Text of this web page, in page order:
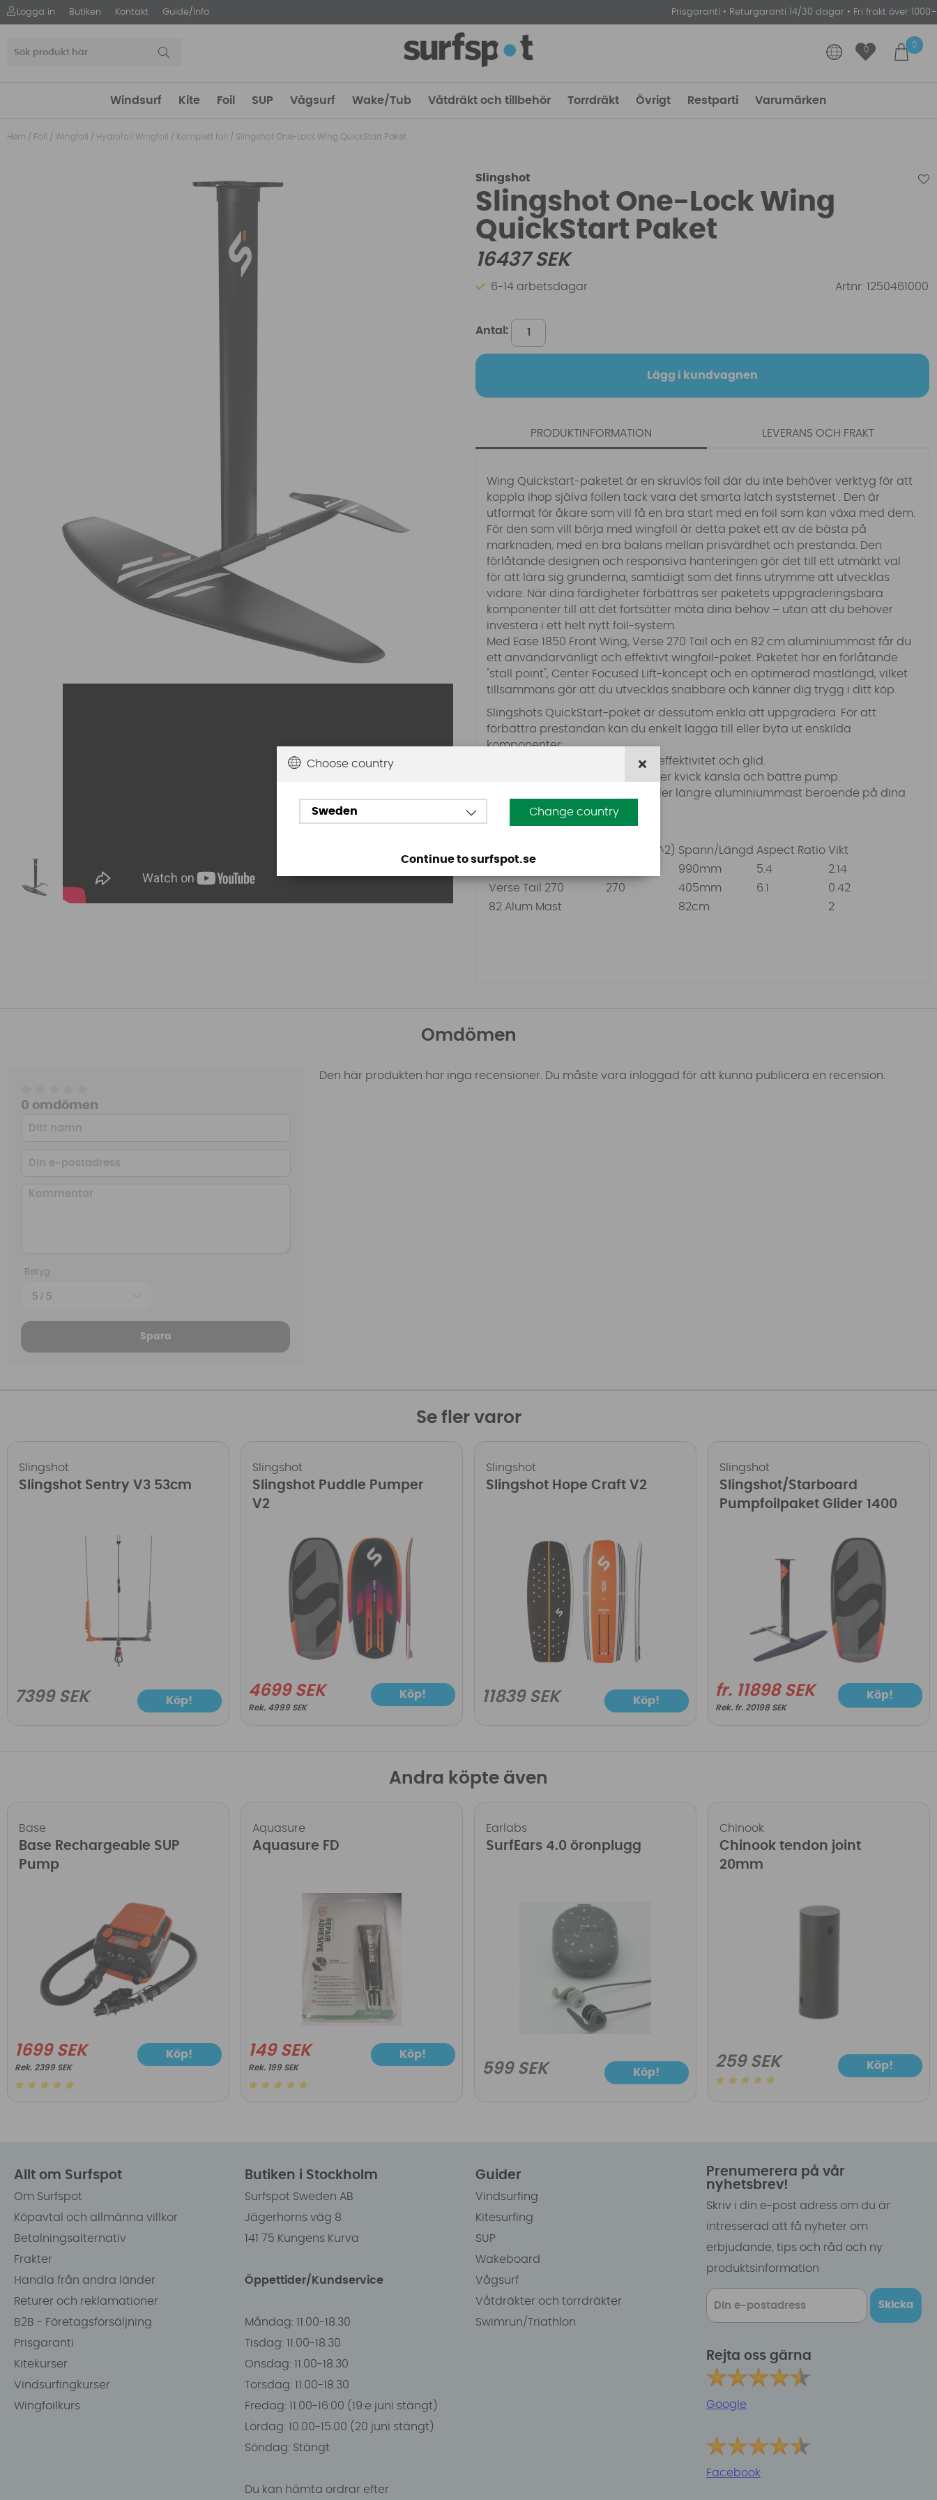
Logga in Butiken Kontakt Guide/Info Prisgaranti • Returgaranti 14/30 dagar • Fri frakt över 1000:-
0
0
Windsurf Kite Foil SUP Vågsurf Wake/Tub Våtdräkt och tillbehör Torrdräkt Övrigt Restparti Varumärken
Hem / Foil / Wingfoil / Hydrofoil Wingfoil / Komplett foil / Slingshot One-Lock Wing QuickStart Paket
Slingshot
Slingshot One-Lock Wing
QuickStart Paket
16437SEK
6-14 arbetsdagar Artnr:1250461000
Antal:
Lägg i kundvagnen
PRODUKTINFORMATION
Wing Quickstart-paketet är en skruvlös foil där du inte behöver verktyg för att
koppla ihop själva foilen tack vara det smarta latch syststemet . Den är
utformat för åkare som vill få en bra start med en foil som kan växa med dem.
För den som vill börja med wingfoil är detta paket ett av de bästa på
marknaden, med en bra balans mellan prisvärdhet och prestanda. Den
förlåtande designen och responsiva hanteringen gör det till ett utmärkt val
för att lära sig grunderna, samtidigt som det finns utrymme att utvecklas
vidare. När dina färdigheter förbättras ser paketets uppgraderingsbara
komponenter till att det fortsätter möta dina behov – utan att du behöver
investera i ett helt nytt foil-system.
Med Ease 1850 Front Wing, Verse 270 Tail och en 82 cm aluminiummast får du
ett användarvänligt och effektivt wingfoil-paket. Paketet har en förlåtande
"stall point", Center Focused Lift-koncept och en optimerad mastlängd, vilket
tillsammans gör att du utvecklas snabbare och känner dig trygg i ditt köp.
Slingshots QuickStart-paket är dessutom enkla att uppgradera. För att
förbättra prestandan kan du enkelt lägga till eller byta ut enskilda
komponenter:
– Byt till Glide-serien för bättre effektivitet och glid.
– Välj 180-stabilisatorn för en mer kvick känsla och bättre pump.
– Uppgradera till en kolfiber- eller längre aluminiummast beroende på dina
Area (cm^2) Spann/Längd Aspect Ratio Vikt
Ease 1850 Front Wing
990mm 5.4
2.14
Verse Tail 270
270 405mm 6.1
0.42
82 Alum Mast
82cm 2
LEVERANS OCH FRAKT
Omdömen
0 omdömen
Betyg
Spara
Den här produkten har inga recensioner. Du måste vara inloggad för att kunna publicera en recension.
Se fler varor
Slingshot
Slingshot Sentry V3 53cm
7399 SEK Köp!
Slingshot
Slingshot Puddle Pumper
V2
4699 SEK
4999 SEK
Köp!
Slingshot
Slingshot Hope Craft V2
11839 SEK Köp!
Slingshot
Slingshot/Starboard
Pumpfoilpaket Glider 1400
fr. 11898 SEK
fr. 20198 SEK
Köp!
Andra köpte även
Base
Base Rechargeable SUP
Pump
1699 SEK
2399 SEK
Köp!
Aquasure
Aquasure FD
149 SEK
199 SEK
Köp!
Earlabs
SurfEars 4.0 öronplugg
599 SEK Köp!
Chinook
Chinook tendon joint
20mm
259 SEK Köp!
Allt om Surfspot
Om Surfspot
Köpavtal och allmänna villkor
Betalningsalternativ
Frakter
Handla från andra länder
Returer och reklamationer
B2B - Företagsförsäljning
Prisgaranti
Kitekurser
Vindsurfingkurser
Wingfoilkurs
Butiken i Stockholm
Surfspot Sweden AB
Jägerhorns väg 8
141 75 Kungens Kurva
Öppettider/Kundservice
Måndag: 11.00-18.30
Tisdag: 11.00-18.30
Onsdag: 11.00-18.30
Torsdag: 11.00-18.30
Fredag: 11.00-16:00 (19:e juni stängt)
Lördag: 10.00-15.00 (20 juni stängt)
Söndag: Stängt
Du kan hämta ordrar efter
Guider
Vindsurfing
Kitesurfing
SUP
Wakeboard
Vågsurf
Våtdräkter och torrdräkter
Swimrun/Triathlon
Prenumerera på vår
nyhetsbrev!
Skriv i din e-post adress om du är
intresserad att få nyheter om
erbjudande, tips och råd och ny
produktsinformation
Skicka
Rejta oss gärna
Google
Facebook
Choose country
Sweden Change country
Continue to surfspot.se